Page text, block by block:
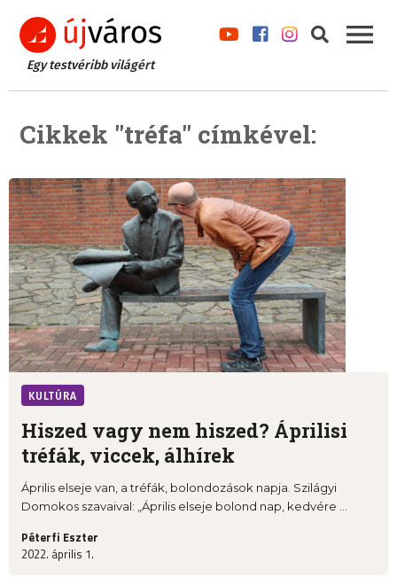
Egy testvéribb világért
Cikkek "tréfa" címkével:
KULTÚRA
Hiszed vagy nem hiszed? Áprilisi
tréfák, viccek, álhírek
Április elseje van, a tréfák, bolondozások napja. Szilágyi
Domokos szavaival: „Április elseje bolond nap, kedvére ...
Péterfi Eszter
2022. április 1.